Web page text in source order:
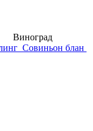
Виноград
Совиньон блан